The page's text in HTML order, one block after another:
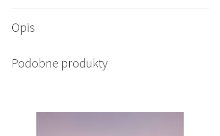
Opis
Podobne produkty